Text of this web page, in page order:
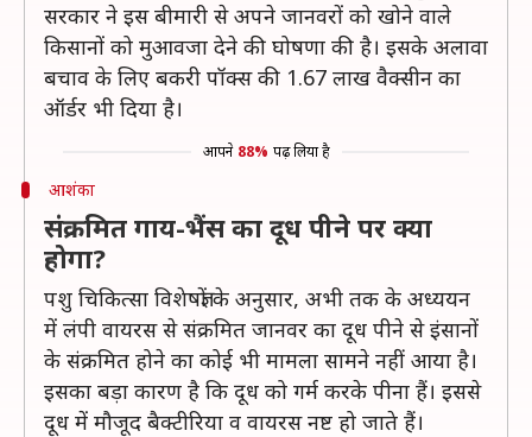
सरकार ने इस बीमारी से अपने जानवरों को खोने वाले
किसानों को मुआवजा देने की घोषणा की है। इसके अलावा
बचाव के लिए बकरी पॉक्स की 1.67 लाख वैक्सीन का
ऑर्डर भी दिया है।
आपने 88% पढ़ लिया है
आशंका
संक्रमित गाय-भैंस का दूध पीने पर क्या
होगा?
पशु चिकित्सा विशेषज्ञों के अनुसार, अभी तक के अध्ययन
में लंपी वायरस से संक्रमित जानवर का दूध पीने से इंसानों
के संक्रमित होने का कोई भी मामला सामने नहीं आया है।
इसका बड़ा कारण है कि दूध को गर्म करके पीना हैं। इससे
दूध में मौजूद बैक्टीरिया व वायरस नष्ट हो जाते हैं।